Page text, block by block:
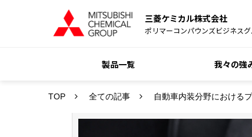
三菱ケミカル株式会社
ポリマーコンパウンズビジネス
製品一覧 我々の強
TOP 全ての記事 自動車内装分野における